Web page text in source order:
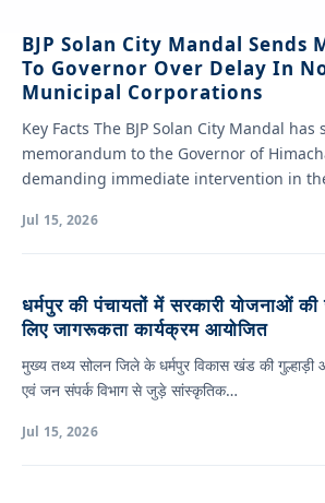
BJP Solan City Mandal Sends
To Governor Over Delay In
Municipal Corporations
Key Facts The BJP Solan City Mandal
memorandum to the Governor of
demanding immediate intervention in
Jul 15, 2026
धर्मपुर की पंचायतों में सरकारी योजनाओं
लिए जागरूकता कार्यक्रम आयोजित
मुख्य तथ्य सोलन जिले के धर्मपुर विकास खंड की
एवं जन संपर्क विभाग से जुड़े सांस्कृतिक…
Jul 15, 2026